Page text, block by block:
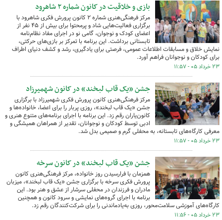
بازی و خلاقیت در کانون شماره ۲ شاهرود
مرکز فرهنگی‌هنری شماره ۲ کانون پرورش فکری شاهرود با
برگزاری فعالیت‌هایی شاد و پرمحتوا برای بیش از ۴۵ نفر از
اعضای کودک و نوجوان، گامی نو در اجرای مفاد نظام‌نامه
تابستانی برداشت. این برنامه با تمرکز بر بازی‌های حرکتی،
نمایش خلاق و مسابقات اطلاعات عمومی، فرصتی برای یادگیری، رشد و کشف دنیای اطراف
برای کودکان و نوجوانان فراهم آورد.
۲۳ خرداد ۰۵ - ۱۱:۵۷
جشن «یک قاب لبخند» در کانون شهمیرزاد
مرکز فرهنگی‌هنری کانون پرورش فکری شهمیرزاد با برگزاری
جشن «یک قاب لبخند»، روزی پربار را برای اعضا، خانواده‌ها و
کانون‌یاران رقم زد. این برنامه با اجرای برنامه‌های متنوع هنری و
ادبی توسط کودکان و نوجوانان، تقدیر از همراهان همیشگی و
معرفی کارگاه‌های تابستانه، به محفلی گرم و صمیمی بدل شد.
۲۳ خرداد ۰۵ - ۱۱:۵۷
جشن «یک قاب لبخند» در کانون سرخه
همزمان با فرارسیدن روز خانواده، مرکز فرهنگی‌هنری کانون
پرورش فکری سرخه با برگزاری جشن «یک قاب لبخند»، میزبان
مادران و فرزندان در محفلی سرشار از عشق و هنر بود. این
برنامه با اجرای گروه‌های نمایشی و سرود کانون و همچنین
کارگاه‌های آموزشی سلامت‌محور، روزی به‌یادماندنی را برای شرکت‌کنندگان رقم زد.
۲۳ خرداد ۰۵ - ۱۱:۵۶